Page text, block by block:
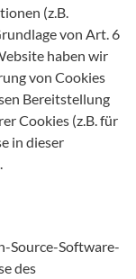
(z.B.
von Art. 6
haben wir
von Cookies
Bereitstellung
Cookies (z.B. für
in dieser
Source-Software-
des